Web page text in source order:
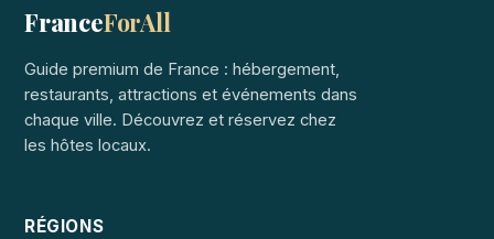
FranceForAll
Guide premium de France : hébergement,
restaurants, attractions et événements dans
chaque ville. Découvrez et réservez chez
les hôtes locaux.
RÉGIONS